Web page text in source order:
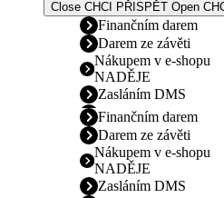
Close CHCI PŘISPĚT Open
Finančním darem
Darem ze závěti
Nákupem v e-shopu
NADĚJE
Zasláním DMS
Finančním darem
Darem ze závěti
Nákupem v e-shopu
NADĚJE
Zasláním DMS